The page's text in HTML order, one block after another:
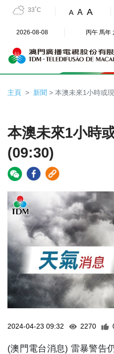
33˚C A A A
2026-08-08 丙午 馬年
主頁 新聞 > 本澳未來1小時或
本澳未來1小時
(09:30)
2024-04-23 09:32 2270
(澳門電台消息) 雷暴警告